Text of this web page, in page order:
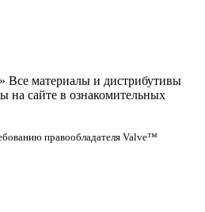
Все материалы и дистрибутивы
на сайте в ознакомительных
правообладателя Valve™